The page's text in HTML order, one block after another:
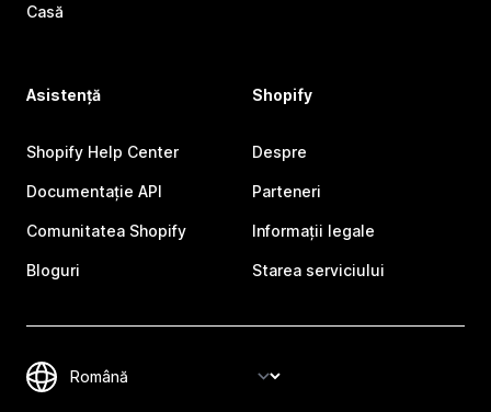
Casă
Asistență
Shopify Help Center
Documentație API
Comunitatea Shopify
Bloguri
Shopify
Despre
Parteneri
Informații legale
Starea serviciului